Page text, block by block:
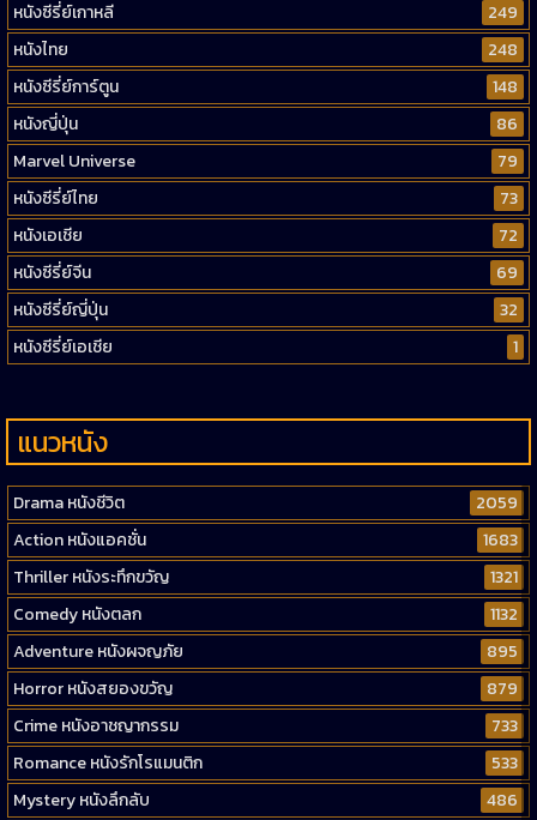
หนังซีรี่ย์เกาหลี
249
หนังไทย
248
หนังซีรี่ย์การ์ตูน
148
หนังญี่ปุ่น
86
Marvel Universe
79
หนังซีรี่ย์ไทย
73
หนังเอเชีย
72
หนังซีรี่ย์จีน
69
หนังซีรี่ย์ญี่ปุ่น
32
หนังซีรี่ย์เอเชีย
1
แนวหนัง
Drama หนังชีวิต
2059
Action หนังแอคชั่น
1683
Thriller หนังระทึกขวัญ
1321
Comedy หนังตลก
1132
Adventure หนังผจญภัย
895
Horror หนังสยองขวัญ
879
Crime หนังอาชญากรรม
733
Romance หนังรักโรแมนติก
533
Mystery หนังลึกลับ
486